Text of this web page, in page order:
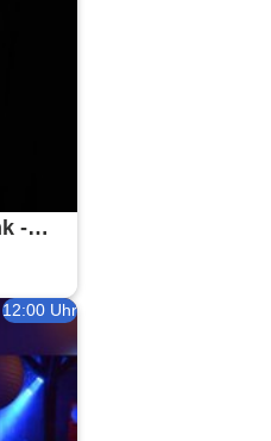
-
12:00 Uhr